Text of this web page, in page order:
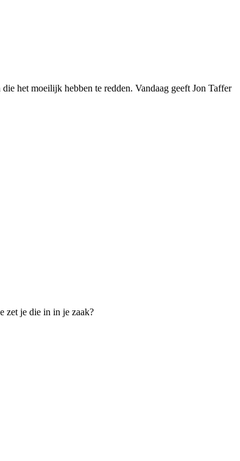
het moeilijk hebben te redden. Vandaag geeft Jon Taffer
zet je die in in je zaak?